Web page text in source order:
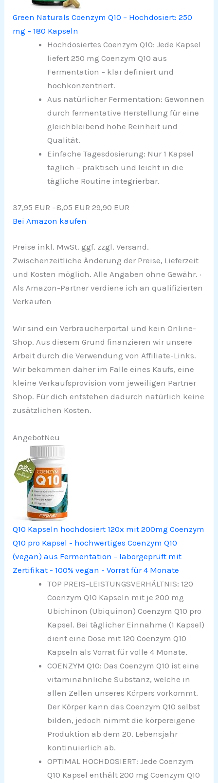
Green Naturals Coenzym Q10 – Hochdosiert: 250
mg – 180 Kapseln
Hochdosiertes Coenzym Q10: Jede Kapsel
liefert 250 mg Coenzym Q10 aus
Fermentation – klar definiert und
hochkonzentriert.
Aus natürlicher Fermentation: Gewonnen
durch fermentative Herstellung für eine
gleichbleibend hohe Reinheit und
Qualität.
Einfache Tagesdosierung: Nur 1 Kapsel
täglich – praktisch und leicht in die
tägliche Routine integrierbar.
37,95 EUR −8,05 EUR 29,90 EUR
Bei Amazon kaufen
Preise inkl. MwSt. ggf. zzgl. Versand.
Zwischenzeitliche Änderung der Preise, Lieferzeit
und Kosten möglich. Alle Angaben ohne Gewähr. ·
Als Amazon-Partner verdiene ich an qualifizierten
Verkäufen
Wir sind ein Verbraucherportal und kein Online-
Shop. Aus diesem Grund finanzieren wir unsere
Arbeit durch die Verwendung von Affiliate-Links.
Wir bekommen daher im Falle eines Kaufs, eine
kleine Verkaufsprovision vom jeweiligen Partner
Shop. Für dich entstehen dadurch natürlich keine
zusätzlichen Kosten.
AngebotNeu
Q10 Kapseln hochdosiert 120x mit 200mg Coenzym
Q10 pro Kapsel - hochwertiges Coenzym Q10
(vegan) aus Fermentation - laborgeprüft mit
Zertifikat - 100% vegan - Vorrat für 4 Monate
TOP PREIS-LEISTUNGSVERHÄLTNIS: 120
Coenzym Q10 Kapseln mit je 200 mg
Ubichinon (Ubiquinon) Coenzym Q10 pro
Kapsel. Bei täglicher Einnahme (1 Kapsel)
dient eine Dose mit 120 Coenzym Q10
Kapseln als Vorrat für volle 4 Monate.
COENZYM Q10: Das Coenzym Q10 ist eine
vitaminähnliche Substanz, welche in
allen Zellen unseres Körpers vorkommt.
Der Körper kann das Coenzym Q10 selbst
bilden, jedoch nimmt die körpereigene
Produktion ab dem 20. Lebensjahr
kontinuierlich ab.
OPTIMAL HOCHDOSIERT: Jede Coenzym
Q10 Kapsel enthält 200 mg Coenzym Q10